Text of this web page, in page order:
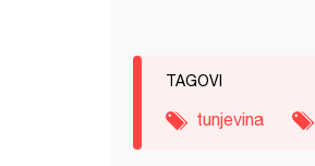
TAGOVI
tunjevina